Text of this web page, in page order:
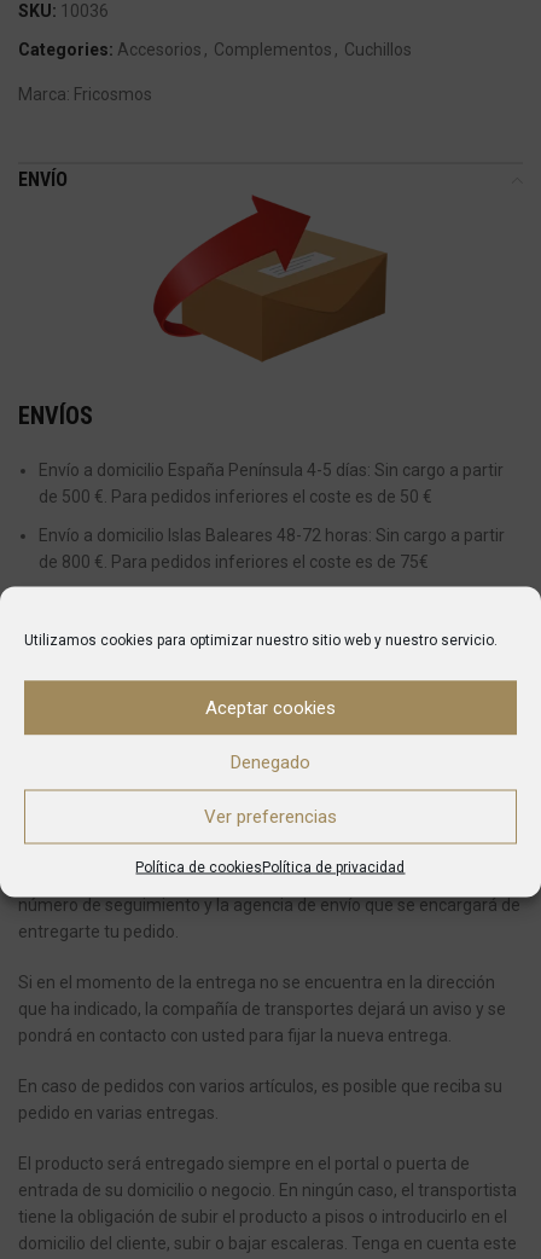
Utilizamos cookies para optimizar nuestro sitio web y nuestro servicio.
Aceptar cookies
Denegado
Ver preferencias
Política de cookiesPolítica de privacidad
SKU: 10036
Categories: Accesorios , Complementos , Cuchillos
Marca: Fricosmos
ENVÍO
ENVÍOS
Envío a domicilio España Península 4-5 días: Sin cargo a partir
de 500 €. Para pedidos inferiores el coste es de 50 €
Envío a domicilio Islas Baleares 48-72 horas: Sin cargo a partir
de 800 €. Para pedidos inferiores el coste es de 75€
aproximado en recibir el pedido es de entre 5 y 7 días para envíos
recibirás un e-mail de confirmación del mismo indicándote el
número de seguimiento y la agencia de envío que se encargará de
entregarte tu pedido.
Si en el momento de la entrega no se encuentra en la dirección
que ha indicado, la compañía de transportes dejará un aviso y se
pondrá en contacto con usted para fijar la nueva entrega.
En caso de pedidos con varios artículos, es posible que reciba su
pedido en varias entregas.
El producto será entregado siempre en el portal o puerta de
entrada de su domicilio o negocio. En ningún caso, el transportista
tiene la obligación de subir el producto a pisos o introducirlo en el
domicilio del cliente, subir o bajar escaleras. Tenga en cuenta este